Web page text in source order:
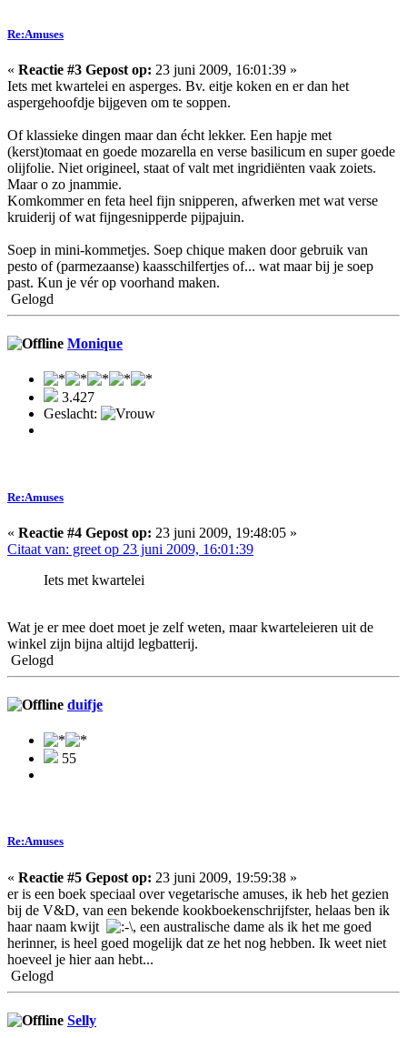
Re:Amuses
« Reactie #3 Gepost op: 23 juni 2009, 16:01:39 »
Iets met kwartelei en asperges. Bv. eitje koken en er dan het
aspergehoofdje bijgeven om te soppen.
Of klassieke dingen maar dan écht lekker. Een hapje met
(kerst)tomaat en goede mozarella en verse basilicum en super goede
olijfolie. Niet origineel, staat of valt met ingridiënten vaak zoiets.
Maar o zo jnammie.
Komkommer en feta heel fijn snipperen, afwerken met wat verse
kruiderij of wat fijngesnipperde pijpajuin.
Soep in mini-kommetjes. Soep chique maken door gebruik van
pesto of (parmezaanse) kaasschilfertjes of... wat maar bij je soep
past. Kun je vér op voorhand maken.
Gelogd
Monique
3.427
Geslacht:
Re:Amuses
« Reactie #4 Gepost op: 23 juni 2009, 19:48:05 »
Citaat van: greet op 23 juni 2009, 16:01:39
Iets met kwartelei
Wat je er mee doet moet je zelf weten, maar kwarteleieren uit de
winkel zijn bijna altijd legbatterij.
Gelogd
duifje
55
Re:Amuses
« Reactie #5 Gepost op: 23 juni 2009, 19:59:38 »
er is een boek speciaal over vegetarische amuses, ik heb het gezien
bij de V&D, van een bekende kookboekenschrijfster, helaas ben ik
haar naam kwijt
, een australische dame als ik het me goed
herinner, is heel goed mogelijk dat ze het nog hebben. Ik weet niet
hoeveel je hier aan hebt...
Gelogd
Selly